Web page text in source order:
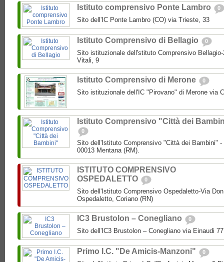
Istituto comprensivo Ponte Lambro 0
Sito dell'IC Ponte Lambro (CO) via Trieste, 33
Istituto Comprensivo di Bellagio 0
Sito istituzionale dell'stituto Comprensivo
Vitali, 9
Istituto Comprensivo di Merone 0
Sito istituzionale dell'IC "Pirovano" di Merone via
Istituto Comprensivo "Città dei
0
Sito dell'Istituto Comprensivo "Città dei Bambini"
00013 Mentana (RM).
ISTITUTO COMPRENSIVO
OSPEDALETTO
0
Sito dell'Istituto Comprensivo Ospedaletto-Via
Ospedaletto, Coriano (RN)
IC3 Brustolon – Conegliano 0
Sito dell'IC3 Brustolon – Conegliano via Einaudi
Primo I.C. "De Amicis-Manzoni" 0